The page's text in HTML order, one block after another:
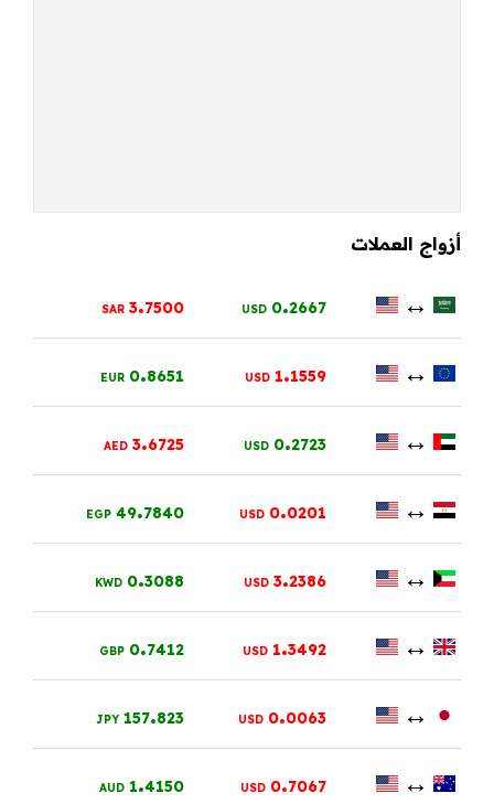
أزواج العملات
↔
0.2667
USD
3.7500
SAR
↔
1.1559
USD
0.8651
EUR
↔
0.2723
USD
3.6725
AED
↔
0.0201
USD
49.7840
EGP
↔
3.2386
USD
0.3088
KWD
↔
1.3492
USD
0.7412
GBP
↔
0.0063
USD
157.823
JPY
↔
0.7067
USD
1.4150
AUD